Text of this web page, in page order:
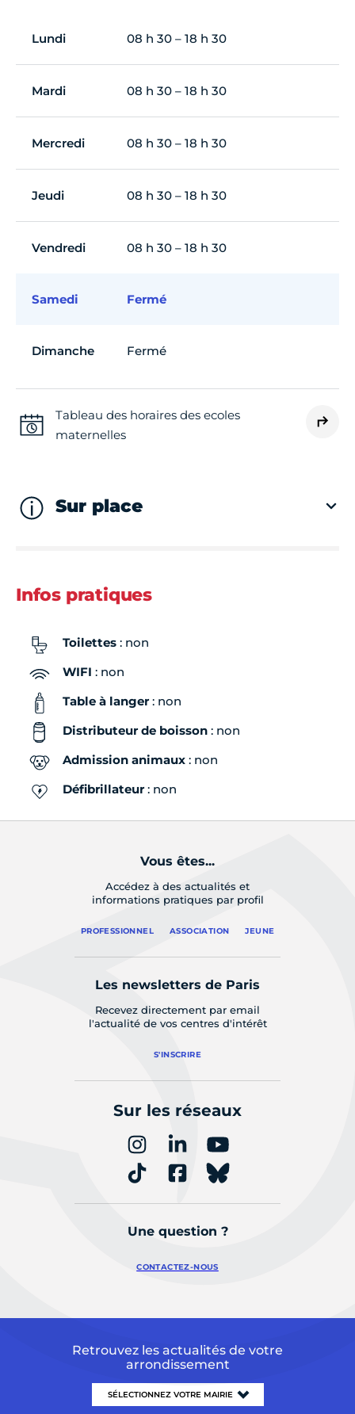
Lundi 08 h 30 – 18 h 30
Mardi 08 h 30 – 18 h 30
Mercredi 08 h 30 – 18 h 30
Jeudi 08 h 30 – 18 h 30
Vendredi 08 h 30 – 18 h 30
Samedi Fermé
Dimanche Fermé
Tableau des horaires des ecoles
maternelles
Sur place
Infos pratiques
Toilettes : non
WIFI : non
Table à langer: non
Distributeur de boisson : non
Admission animaux : non
Défibrillateur: non
Vous êtes...
Accédez à des actualités et
informations pratiques par profil
PROFESSIONNEL ASSOCIATION JEUNE
Les newsletters de Paris
Recevez directement par email
l'actualité de vos centres d'intérêt
S'INSCRIRE
Sur les réseaux
Une question ?
CONTACTEZ-NOUS
Retrouvez les actualités de votre
arrondissement